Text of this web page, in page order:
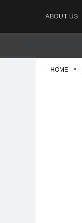
ABOUT US
HOME